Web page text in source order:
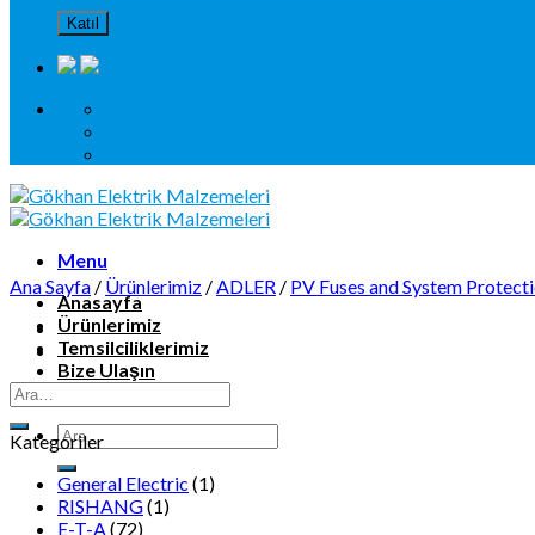
Menu
Anasayfa
Ürünlerimiz
Temsilciliklerimiz
Bize Ulaşın
Ana Sayfa / Ürünlerimiz /ADLER / PV Fuses and System
Kategoriler
General Electric (1)
RISHANG(1)
E-T-A(72)